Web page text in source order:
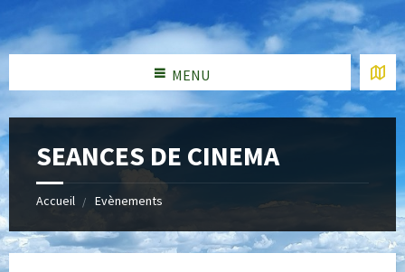
MENU
SEANCES DE CINEMA
Accueil Evènements